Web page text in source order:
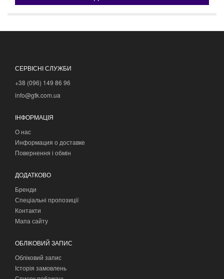
СЕРВІСНІ СЛУЖБИ
+38 (096) 149 86 96
info@gtk.com.ua
ІНФОРМАЦІЯ
О нас
Информация о доставке
Повернення і обмін
ДОДАТКОВО
Бренди
Спеціальні пропозиції
Контакти
Мапа сайту
ОБЛІКОВИЙ ЗАПИС
Обліковий запис
Історія замовлень